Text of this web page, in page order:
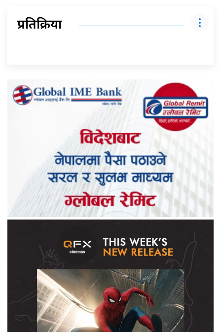
प्रतिक्रिया